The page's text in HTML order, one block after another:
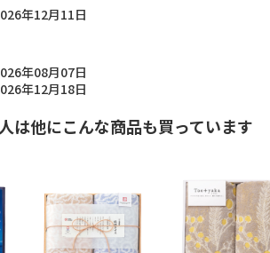
年12月11日
年08月07日
年12月18日
は他にこんな商品も買っています